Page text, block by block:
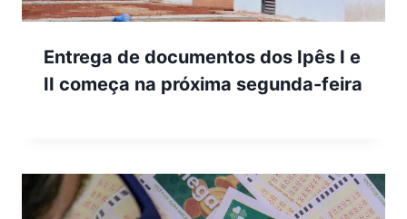
Entrega de documentos dos Ipês I e
II começa na próxima segunda-feira